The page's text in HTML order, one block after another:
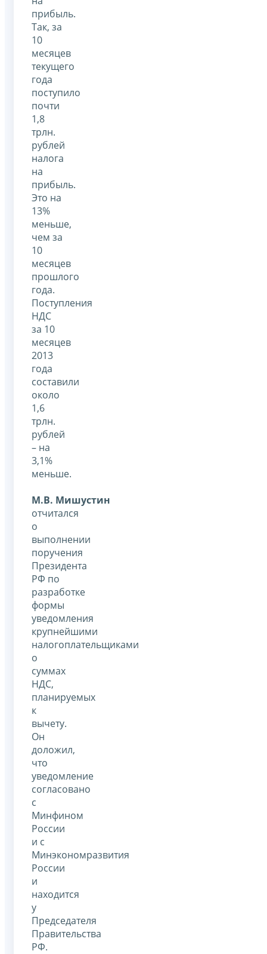
прибыль.
Так, за
10
месяцев
текущего
года
поступило
почти
1,8
трлн.
рублей
налога
на
прибыль.
Это на
13%
меньше,
чем за
10
месяцев
прошлого
года.
Поступления
НДС
за 10
месяцев
2013
года
составили
около
1,6
трлн.
рублей
– на
3,1%
меньше.
М.В. Мишустин
отчитался
о
выполнении
поручения
Президента
РФ по
разработке
формы
уведомления
крупнейшими
налогоплательщиками
о
суммах
НДС,
планируемых
к
вычету.
Он
доложил,
что
уведомление
согласовано
с
Минфином
России
и с
Минэкономразвития
России
и
находится
у
Председателя
Правительства
РФ.